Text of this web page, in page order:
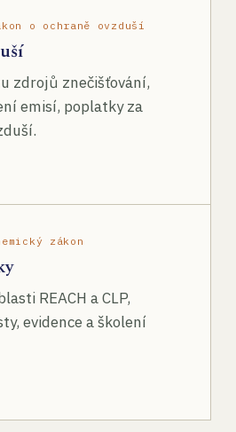
o ochraně ovzduší
zdrojů znečišťování,
emisí, poplatky za
zákon
REACH a CLP,
evidence a školení